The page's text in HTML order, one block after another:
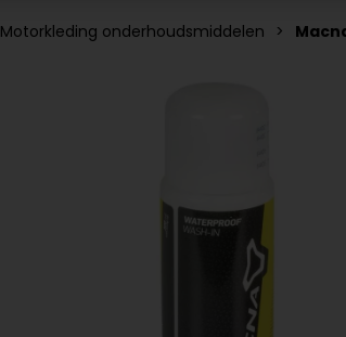
Motorkleding onderhoudsmiddelen